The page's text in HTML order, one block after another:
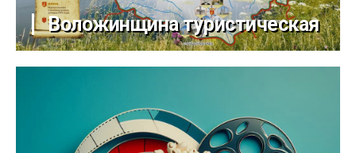
Воложинщина туристическая